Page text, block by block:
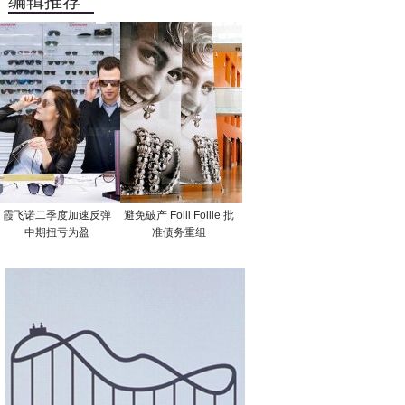
霞飞诺二季度加速反弹
中期扭亏为盈
避免破产 Folli Follie 批
准债务重组